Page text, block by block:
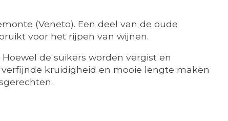
(Veneto). Een deel van de oude
voor het rijpen van wijnen.
de suikers worden vergist en
kruidigheid en mooie lengte maken